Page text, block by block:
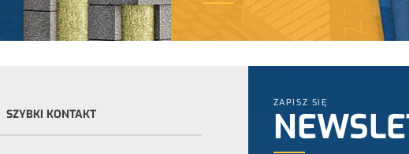
SZYBKI KONTAKT
ZAPISZ SIĘ